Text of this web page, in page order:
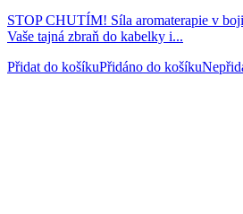
STOP CHUTÍM! Síla aromaterapie v
Vaše tajná zbraň do kabelky i...
Přidat do košíkuPřidáno do košíku